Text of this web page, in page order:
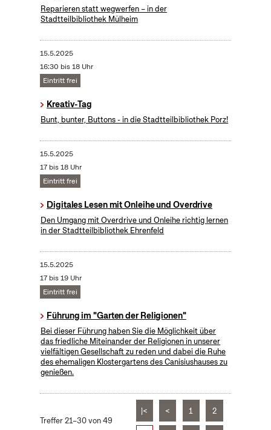
Reparieren statt wegwerfen – in der
Stadtteilbibliothek Mülheim
15.5.2025
16:30 bis 18 Uhr
Eintritt frei
Kreativ-Tag
Bunt, bunter, Buttons - in die Stadtteilbibliothek Porz!
15.5.2025
17 bis 18 Uhr
Eintritt frei
Digitales Lesen mit Onleihe und Overdrive
Den Umgang mit Overdrive und Onleihe richtig lernen
in der Stadtteilbibliothek Ehrenfeld
15.5.2025
17 bis 19 Uhr
Eintritt frei
Führung im "Garten der Religionen"
Bei dieser Führung haben Sie die Möglichkeit über
das friedliche Miteinander der Religionen in unserer
vielfältigen Gesellschaft zu reden und dabei die Ruhe
des ehemaligen Klostergartens des Canisiushauses zu
genießen.
Treffer 21–30 von 49
|< < 1 2